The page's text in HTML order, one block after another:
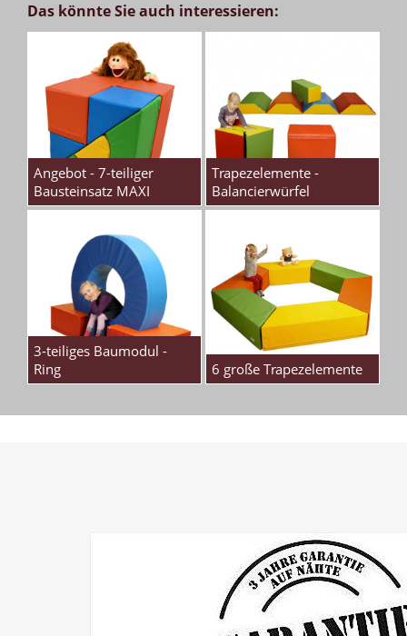
Das könnte Sie auch interessieren:
Angebot - 7-teiliger
Bausteinsatz MAXI
Trapezelemente -
Balancierwürfel
3-teiliges Baumodul -
Ring
6 große Trapezelemente